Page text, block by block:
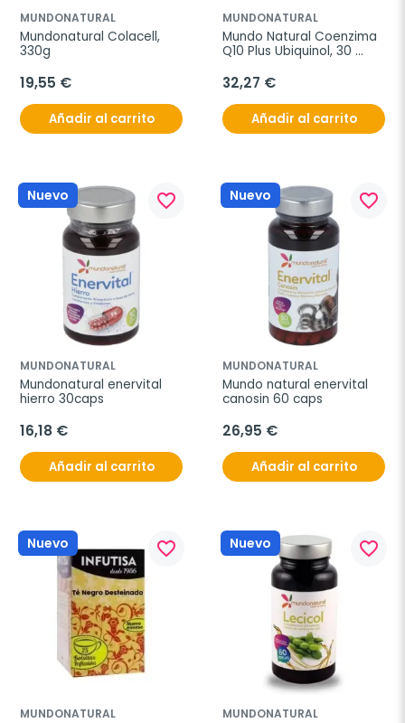
MUNDONATURAL
Mundonatural Colacell,
330g
19,55 €
Añadir al carrito
MUNDONATURAL
Mundo Natural Coenzima
Q10 Plus Ubiquinol, 30
32,27 €
Añadir al carrito
Nuevo favorite_border
MUNDONATURAL
Mundonatural enervital
hierro 30caps
16,18 €
Añadir al carrito
Nuevo favorite_border
MUNDONATURAL
Mundo natural enervital
canosin 60 caps
26,95 €
Añadir al carrito
Nuevo favorite_border
MUNDONATURAL
Nuevo favorite_border
MUNDONATURAL